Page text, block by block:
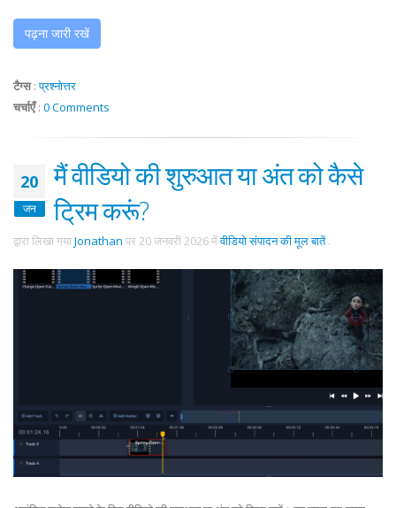
पढ़ना जारी रखें
टैग्स:प्रश्नोत्तर
चर्चाएँ: 0 Comments
20
जन
मैं वीडियो की शुरुआत या अंत को कैसे
ट्रिम करूं?
द्वारा लिखा गयाJonathan पर20 जनवरी 2026मेंवीडियो संपादन की मूल बातें.